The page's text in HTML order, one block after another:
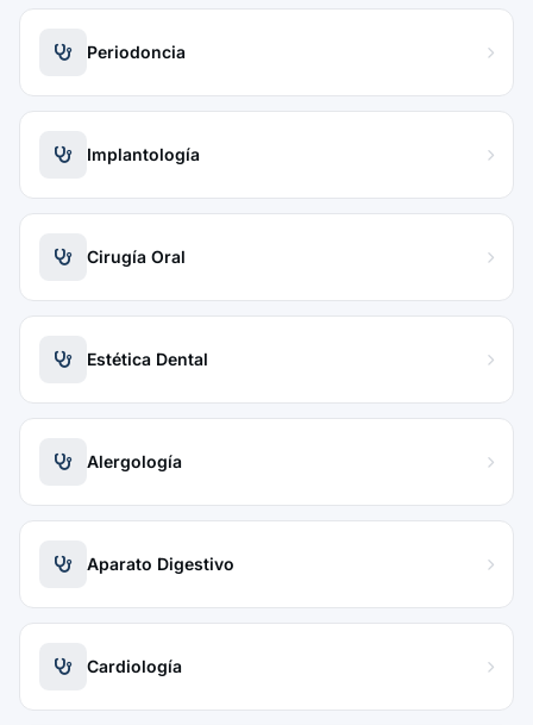
Periodoncia
Implantología
Cirugía Oral
Estética Dental
Alergología
Aparato Digestivo
Cardiología